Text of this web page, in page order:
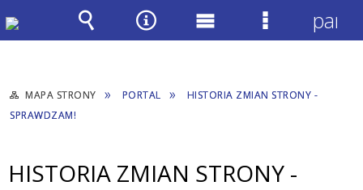
MAPA STRONY PORTAL
HISTORIA ZMIAN STRONY -
SPRAWDZAM!
HISTORIA ZMIAN STRONY -
Wyszukiwarka
Narzędzia
Menu Menu
panel